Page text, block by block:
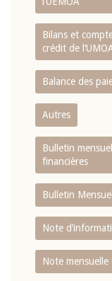
Bilans et
crédit de
Balance des
Autres
Bulletin
financières
Bulletin
Note
Note